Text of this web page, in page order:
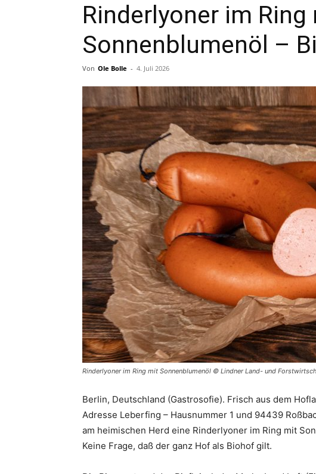
Rinderlyoner im Ring
Sonnenblumenöl –
Von Ole Bolle - 4. Juli 2026
Rinderlyoner im Ring mit Sonnenblumenöl © Lindner Land- und
Berlin, Deutschland (Gastrosofie). Frisch aus dem
Adresse Leberfing – Hausnummer 1 und 94439
am heimischen Herd eine Rinderlyoner im Ring mit
Keine Frage, daß der ganz Hof als Biohof gilt.